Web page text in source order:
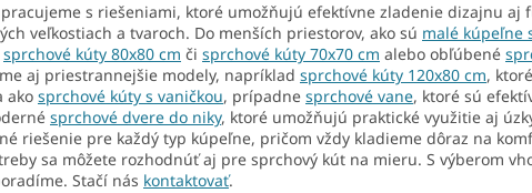
s riešeniami, ktoré umožňujú efektívne zladenie dizajnu aj
veľkostiach a tvaroch. Do menších priestorov, ako sú malé kúpeľne
sprchové kúty 80x80 cm či sprchové kúty 70x70 cm alebo obľúbené
aj priestrannejšie modely, napríklad sprchové kúty 120x80 cm,
ako sprchové kúty s vaničkou, prípadne sprchové vane, ktoré sú
sprchové dvere do niky, ktoré umožňujú praktické využitie aj
riešenie pre každý typ kúpeľne, pričom vždy kladieme dôraz na
sa môžete rozhodnúť aj pre sprchový kút na mieru. S výberom
Stačí nás kontaktovať.